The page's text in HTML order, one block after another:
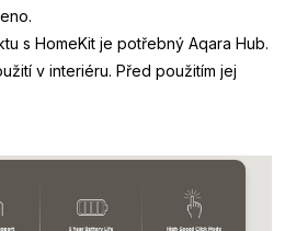
s HomeKit je potřebný Aqara Hub.
v interiéru. Před použitím jej